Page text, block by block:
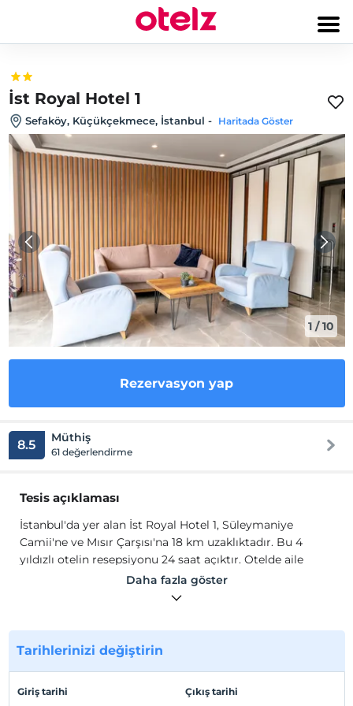
İst Royal Hotel 1
Sefaköy, Küçükçekmece, İstanbul - Haritada Göster
1 /10
Rezervasyon yap
8.5 Müthiş
61 değerlendirme
Tesis açıklaması
İstanbul'da yer alan İst Royal Hotel 1, Süleymaniye
Camii'ne ve Mısır Çarşısı'na 18 km uzaklıktadır. Bu 4
yıldızlı otelin resepsiyonu 24 saat açıktır. Otelde aile
odaları bulunmaktadır.
Konuk odalarında klima, düz ekran uydu TV, minibar, su
masası vardır. Tüm konaklama birimlerinde özel banyo,
saç kurutma makinesi ve nevresimler mevcuttur.
Tesis lokasyon bilgileri
Otel, Haliç Kongre Merkezi'ne ve Sultanahmet Camii'ne
Daha fazla göster
Tarihlerinizi değiştirin
Giriş tarihi Çıkış tarihi